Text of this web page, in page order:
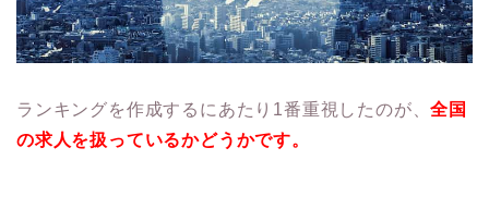
ランキングを作成するにあたり1番重視したのが、全国
の求人を扱っているかどうかです。